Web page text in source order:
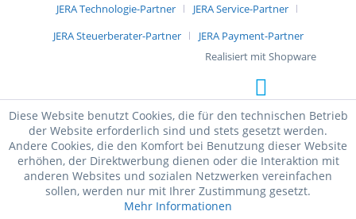
JERA Technologie-Partner
JERA Service-Partner
JERA Steuerberater-Partner
JERA Payment-Partner
Realisiert mit Shopware
Diese Website benutzt Cookies, die für den technischen Betrieb
der Website erforderlich sind und stets gesetzt werden.
Andere Cookies, die den Komfort bei Benutzung dieser Website
erhöhen, der Direktwerbung dienen oder die Interaktion mit
anderen Websites und sozialen Netzwerken vereinfachen
sollen, werden nur mit Ihrer Zustimmung gesetzt.
Mehr Informationen